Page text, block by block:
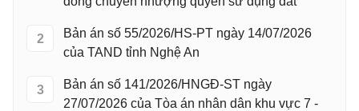
2
Bản án số 55/2026/HS-PT ngày 14/07/2026
của TAND tỉnh Nghệ An
3
Bản án số 141/2026/HNGĐ-ST ngày
27/07/2026 của Tòa án nhân dân khu vực 7 -